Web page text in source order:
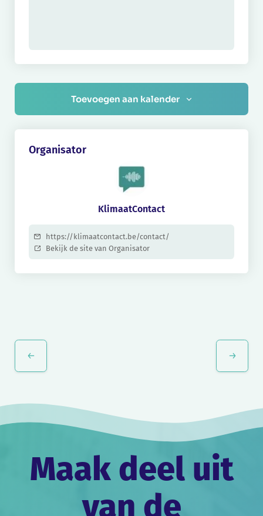
Toevoegen aan kalender
Organisator
KlimaatContact
https://klimaatcontact.be/contact/
Bekijk de site van Organisator
Navigatie
Maak deel uit
van de